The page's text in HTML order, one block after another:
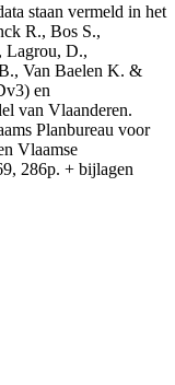
staan vermeld in het
R., Bos S.,
Lagrou, D.,
Van Baelen K. &
en
van Vlaanderen.
Planbureau voor
Vlaamse
286p. + bijlagen